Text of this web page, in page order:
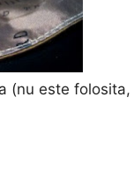
(nu este